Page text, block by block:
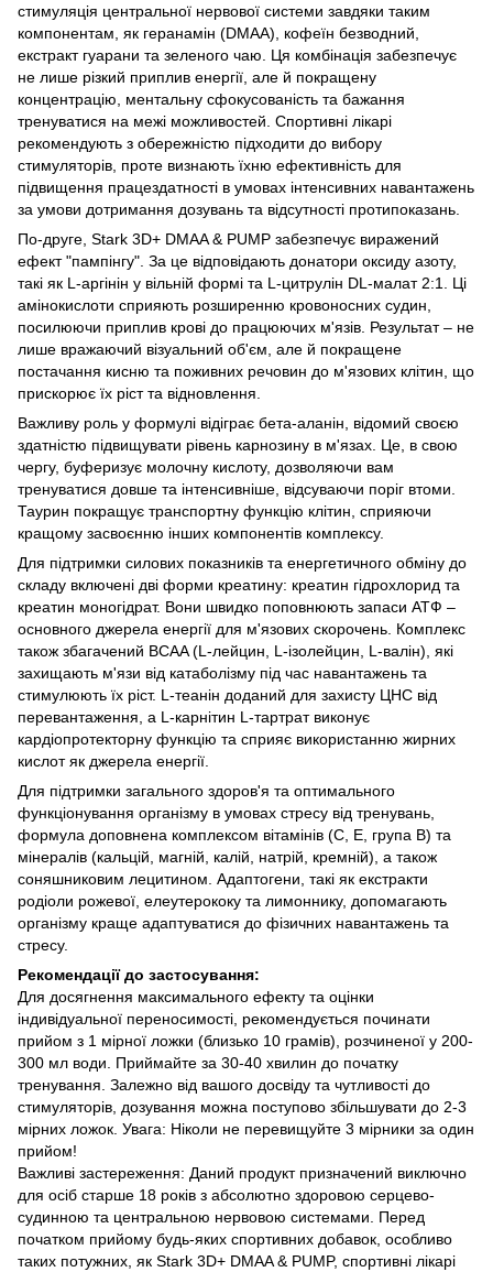
стимуляція центральної нервової системи завдяки таким
компонентам, як геранамін (DMAA), кофеїн безводний,
екстракт гуарани та зеленого чаю. Ця комбінація забезпечує
не лише різкий приплив енергії, але й покращену
концентрацію, ментальну сфокусованість та бажання
тренуватися на межі можливостей. Спортивні лікарі
рекомендують з обережністю підходити до вибору
стимуляторів, проте визнають їхню ефективність для
підвищення працездатності в умовах інтенсивних навантажень
за умови дотримання дозувань та відсутності протипоказань.
По-друге, Stark 3D+ DMAA & PUMP забезпечує виражений
ефект "пампінгу". За це відповідають донатори оксиду азоту,
такі як L-аргінін у вільній формі та L-цитрулін DL-малат 2:1. Ці
амінокислоти сприяють розширенню кровоносних судин,
посилюючи приплив крові до працюючих м'язів. Результат – не
лише вражаючий візуальний об'єм, але й покращене
постачання кисню та поживних речовин до м'язових клітин, що
прискорює їх ріст та відновлення.
Важливу роль у формулі відіграє бета-аланін, відомий своєю
здатністю підвищувати рівень карнозину в м'язах. Це, в свою
чергу, буферизує молочну кислоту, дозволяючи вам
тренуватися довше та інтенсивніше, відсуваючи поріг втоми.
Таурин покращує транспортну функцію клітин, сприяючи
кращому засвоєнню інших компонентів комплексу.
Для підтримки силових показників та енергетичного обміну до
складу включені дві форми креатину: креатин гідрохлорид та
креатин моногідрат. Вони швидко поповнюють запаси АТФ –
основного джерела енергії для м'язових скорочень. Комплекс
також збагачений BCAA (L-лейцин, L-ізолейцин, L-валін), які
захищають м'язи від катаболізму під час навантажень та
стимулюють їх ріст. L-теанін доданий для захисту ЦНС від
перевантаження, а L-карнітин L-тартрат виконує
кардіопротекторну функцію та сприяє використанню жирних
кислот як джерела енергії.
Для підтримки загального здоров'я та оптимального
функціонування організму в умовах стресу від тренувань,
формула доповнена комплексом вітамінів (C, E, група B) та
мінералів (кальцій, магній, калій, натрій, кремній), а також
соняшниковим лецитином. Адаптогени, такі як екстракти
родіоли рожевої, елеутерококу та лимоннику, допомагають
організму краще адаптуватися до фізичних навантажень та
стресу.
Рекомендації до застосування:
Для досягнення максимального ефекту та оцінки
індивідуальної переносимості, рекомендується починати
прийом з 1 мірної ложки (близько 10 грамів), розчиненої у 200-
300 мл води. Приймайте за 30-40 хвилин до початку
тренування. Залежно від вашого досвіду та чутливості до
стимуляторів, дозування можна поступово збільшувати до 2-3
мірних ложок. Увага: Ніколи не перевищуйте 3 мірники за один
прийом!
Важливі застереження: Даний продукт призначений виключно
для осіб старше 18 років з абсолютно здоровою серцево-
судинною та центральною нервовою системами. Перед
початком прийому будь-яких спортивних добавок, особливо
таких потужних, як Stark 3D+ DMAA & PUMP, спортивні лікарі